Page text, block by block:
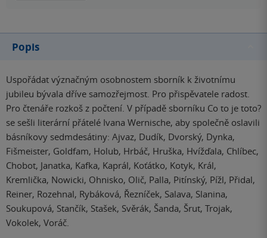
Popis
Uspořádat význačným osobnostem sborník k životnímu
jubileu bývala dříve samozřejmost. Pro přispěvatele radost.
Pro čtenáře rozkoš z počtení. V případě sborníku Co to je toto?
se sešli literární přátelé Ivana Wernische, aby společně oslavili
básníkovy sedmdesátiny: Ajvaz, Dudík, Dvorský, Dynka,
Fišmeister, Goldfam, Holub, Hrbáč, Hruška, Hvížďala, Chlíbec,
Chobot, Janatka, Kafka, Kaprál, Koťátko, Kotyk, Král,
Kremlička, Nowicki, Ohnisko, Olič, Palla, Pitínský, Pížl, Přidal,
Reiner, Rozehnal, Rybáková, Řezníček, Salava, Slanina,
Soukupová, Stančík, Stašek, Svěrák, Šanda, Šrut, Trojak,
Vokolek, Voráč.